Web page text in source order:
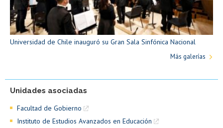
Universidad de Chile inauguró su Gran Sala Sinfónica Nacional
Más galerías
Unidades asociadas
Facultad de Gobierno
Instituto de Estudios Avanzados en Educación